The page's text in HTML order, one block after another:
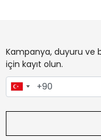
Kampanya, duyuru ve
için kayıt olun.